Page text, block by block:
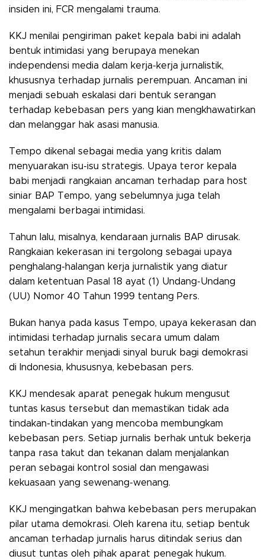
insiden ini, FCR mengalami trauma.
KKJ menilai pengiriman paket kepala babi ini adalah
bentuk intimidasi yang berupaya menekan
independensi media dalam kerja-kerja jurnalistik,
khususnya terhadap jurnalis perempuan. Ancaman ini
menjadi sebuah eskalasi dari bentuk serangan
terhadap kebebasan pers yang kian mengkhawatirkan
dan melanggar hak asasi manusia.
Tempo dikenal sebagai media yang kritis dalam
menyuarakan isu-isu strategis. Upaya teror kepala
babi menjadi rangkaian ancaman terhadap para host
siniar BAP Tempo, yang sebelumnya juga telah
mengalami berbagai intimidasi.
Tahun lalu, misalnya, kendaraan jurnalis BAP dirusak.
Rangkaian kekerasan ini tergolong sebagai upaya
penghalang-halangan kerja jurnalistik yang diatur
dalam ketentuan Pasal 18 ayat (1) Undang-Undang
(UU) Nomor 40 Tahun 1999 tentang Pers.
Bukan hanya pada kasus Tempo, upaya kekerasan dan
intimidasi terhadap jurnalis secara umum dalam
setahun terakhir menjadi sinyal buruk bagi demokrasi
di Indonesia, khususnya, kebebasan pers.
KKJ mendesak aparat penegak hukum mengusut
tuntas kasus tersebut dan memastikan tidak ada
tindakan-tindakan yang mencoba membungkam
kebebasan pers. Setiap jurnalis berhak untuk bekerja
tanpa rasa takut dan tekanan dalam menjalankan
peran sebagai kontrol sosial dan mengawasi
kekuasaan yang sewenang-wenang.
KKJ mengingatkan bahwa kebebasan pers merupakan
pilar utama demokrasi. Oleh karena itu, setiap bentuk
ancaman terhadap jurnalis harus ditindak serius dan
diusut tuntas oleh pihak aparat penegak hukum.